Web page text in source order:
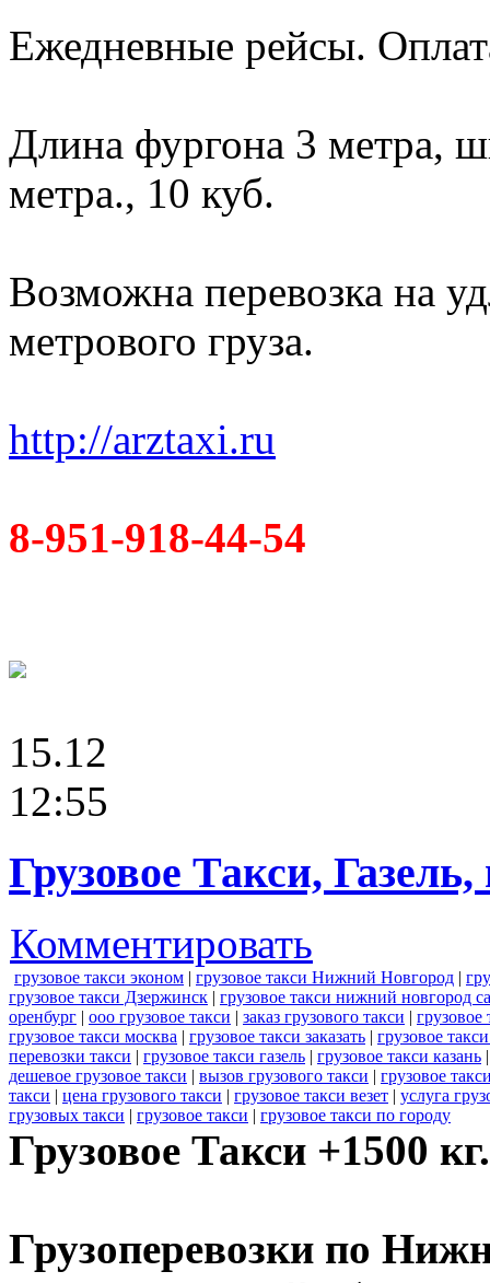
Ежедневные рейсы.
Длина фургона 3 метра,
метра., 10 куб.
Возможна перевозка на
метрового груза.
http://arztaxi.ru
8-951-918-44-54
15.12
12:55
Грузовое Такси,
Комментировать
грузовое такси эконом | грузовое такси Нижний Новгород |
грузовое такси Дзержинск | грузовое такси нижний новгород
оренбург | ооо грузовое такси | заказ грузового такси | грузовое
грузовое такси москва | грузовое такси заказать | грузовое
перевозки такси | грузовое такси газель | грузовое такси казань
дешевое грузовое такси | вызов грузового такси | грузовое
такси | цена грузового такси | грузовое такси везет | услуга
грузовых такси | грузовое такси | грузовое такси по городу
Грузовое Такси +1500 кг.
Грузоперевозки по